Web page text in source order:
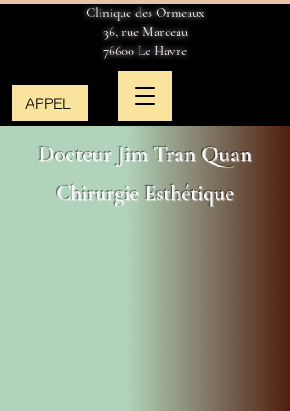
Clinique des Ormeaux
36, rue Marceau
76600 Le Havre
APPEL
Docteur Jim Tran Quan
Chirurgie Esthétique